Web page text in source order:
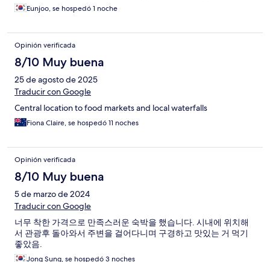
Eunjoo, se hospedó 1 noche
Opinión verificada
8/10 Muy buena
25 de agosto de 2025
Traducir con Google
Central location to food markets and local waterfalls
Fiona Claire, se hospedó 11 noches
Opinión verificada
8/10 Muy buena
5 de marzo de 2024
Traducir con Google
너무 착한 가격으로 만족스러운 숙박을 했습니다. 시내에 위치해
서 관광후 돌아와서 주변을 걸어다니며 구경하고 맛있는 거 먹기
좋았음.
Jong Sung, se hospedó 3 noches